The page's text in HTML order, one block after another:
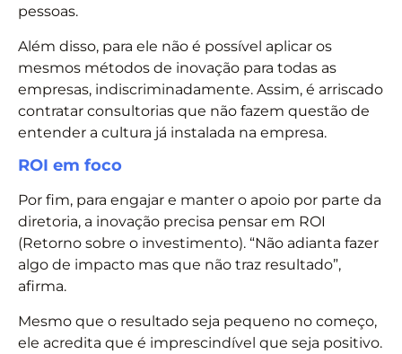
pessoas.
Além disso, para ele não é possível aplicar os
mesmos métodos de inovação para todas as
empresas, indiscriminadamente. Assim, é arriscado
contratar consultorias que não fazem questão de
entender a cultura já instalada na empresa.
ROI em foco
Por fim, para engajar e manter o apoio por parte da
diretoria, a inovação precisa pensar em ROI
(Retorno sobre o investimento). “Não adianta fazer
algo de impacto mas que não traz resultado”,
afirma.
Mesmo que o resultado seja pequeno no começo,
ele acredita que é imprescindível que seja positivo.